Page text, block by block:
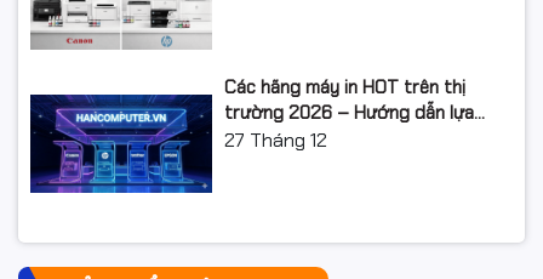
Các hãng máy in HOT trên thị
trường 2026 – Hướng dẫn lựa
chọn và so sánh chi tiết
27 Tháng 12